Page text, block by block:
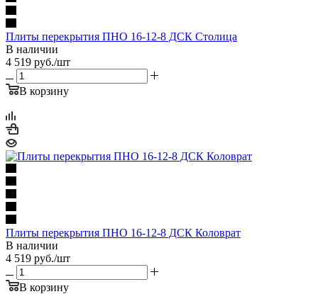
Плиты перекрытия ПНО 16-12-8 ДСК Столица
В наличии
4 519 руб./шт
В корзину
Плиты перекрытия ПНО 16-12-8 ДСК Коловрат
В наличии
4 519 руб./шт
В корзину